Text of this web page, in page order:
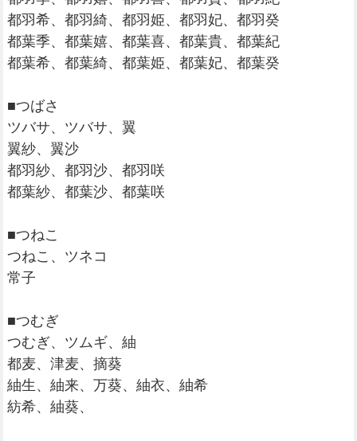
都羽希、都羽綺、都羽姫、都羽妃、都羽癸
都葉季、都葉嬉、都葉喜、都葉貴、都葉紀
都葉希、都葉綺、都葉姫、都葉妃、都葉癸
■つばさ
ツバサ、ツバサ、翼
翼紗、翼沙
都羽紗、都羽沙、都羽咲
都葉紗、都葉沙、都葉咲
■つねこ
つねこ、ツネコ
常子
■つむぎ
つむぎ、ツムギ、紬
都麦、津麦、摘葵
紬生、紬来、万葵、紬衣、紬希
紡希、紬葵、